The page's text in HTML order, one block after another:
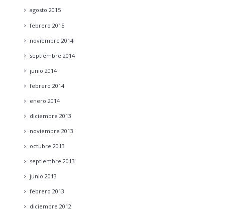
agosto 2015
febrero 2015
noviembre 2014
septiembre 2014
junio 2014
febrero 2014
enero 2014
diciembre 2013
noviembre 2013
octubre 2013
septiembre 2013
junio 2013
febrero 2013
diciembre 2012